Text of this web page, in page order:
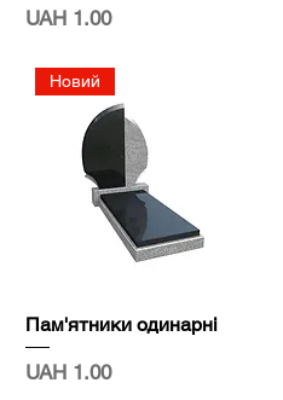
Price
UAH 1.00
Новий
Пам'ятники одинарні
Price
UAH 1.00